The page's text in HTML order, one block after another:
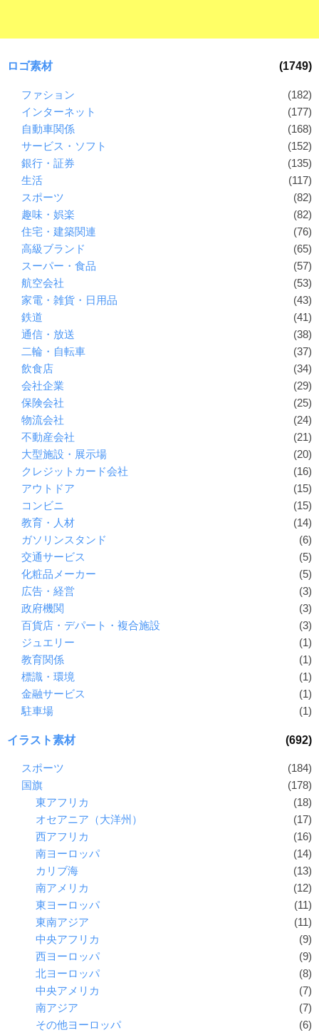
ロゴ素材 (1749)
ファション
(182)
インターネット
(177)
自動車関係
(168)
サービス・ソフト
(152)
銀行・証券
(135)
生活
(117)
スポーツ
(82)
趣味・娯楽
(82)
住宅・建築関連
(76)
高級ブランド
(65)
スーパー・食品
(57)
航空会社
(53)
家電・雑貨・日用品
(43)
鉄道
(41)
通信・放送
(38)
二輪・自転車
(37)
飲食店
(34)
会社企業
(29)
保険会社
(25)
物流会社
(24)
不動産会社
(21)
大型施設・展示場
(20)
クレジットカード会社
(16)
アウトドア
(15)
コンビニ
(15)
教育・人材
(14)
ガソリンスタンド
(6)
交通サービス
(5)
化粧品メーカー
(5)
広告・経営
(3)
政府機関
(3)
百貨店・デパート・複合施設
(3)
ジュエリー
(1)
教育関係
(1)
標識・環境
(1)
金融サービス
(1)
駐車場
(1)
イラスト素材 (692)
スポーツ
(184)
国旗
(178)
東アフリカ
(18)
オセアニア（大洋州）
(17)
西アフリカ
(16)
南ヨーロッパ
(14)
カリブ海
(13)
南アメリカ
(12)
東ヨーロッパ
(11)
東南アジア
(11)
中央アフリカ
(9)
西ヨーロッパ
(9)
北ヨーロッパ
(8)
中央アメリカ
(7)
南アジア
(7)
その他ヨーロッパ
(6)